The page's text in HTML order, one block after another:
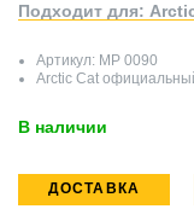
Подходит для:
Артикул: MP 0090
Arctic Cat
В наличии
ДОСТАВКА